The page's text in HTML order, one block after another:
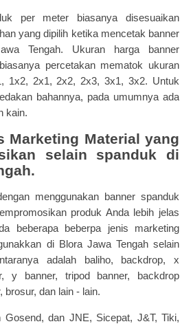
per meter biasanya disesuaikan
yang dipilih ketika mencetak banner
Tengah. Ukuran harga banner
percetakan mematok ukuran
1x2, 2x1, 2x2, 2x3, 3x1, 3x2. Untuk
bahannya, pada umumnya ada
kain.
Marketing Material yang
selain spanduk di
menggunakan banner spanduk
produk Anda lebih jelas
beberapa beberpa jenis marketing
di Blora Jawa Tengah selain
adalah baliho, backdrop, x
y banner, tripod banner, backdrop
brosur, dan lain - lain.
Gosend, dan JNE, Sicepat, J&T, Tiki,